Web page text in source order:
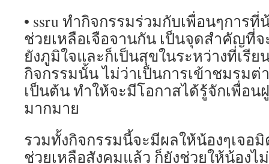
• ssru ทำกิจกรรมร่วมกับเพื่อนๆการ
ช่วยเหลือเจือจานกัน เป็นจุดสำคัญที่จ
ยังภูมิใจและก็เป็นสุขในระหว่างที่เรี
กิจกรรมนั้น ไม่ว่าเป็นการเข้าชมรมต่
เป็นต้น ทำให้จะมีโอกาสได้รู้จักเพื่อ
มากมาย
รวมทั้งกิจกรรมนี้จะมีผลให้น้องๆเจอ
ช่วยเหลือสังคมแล้ว ก็ยังช่วยให้น้อง